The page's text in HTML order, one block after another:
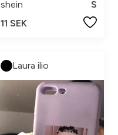
shein
S
11 SEK
Laura ilio